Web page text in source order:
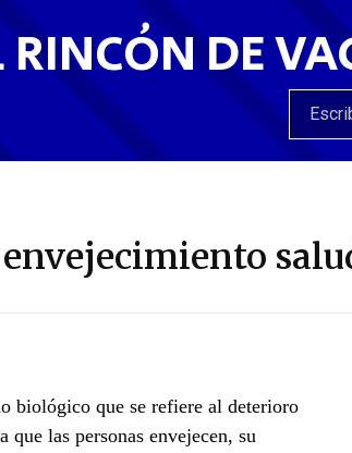
RINCÓN DE
biológico que se refiere al deterioro
las personas envejecen, su